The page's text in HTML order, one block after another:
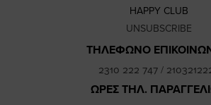
HAPPY CLUB
UNSUBSCRIBE
ΤΗΛΕΦΩΝΟ
2310 222 747/
ΩΡΕΣ ΤΗΛ.